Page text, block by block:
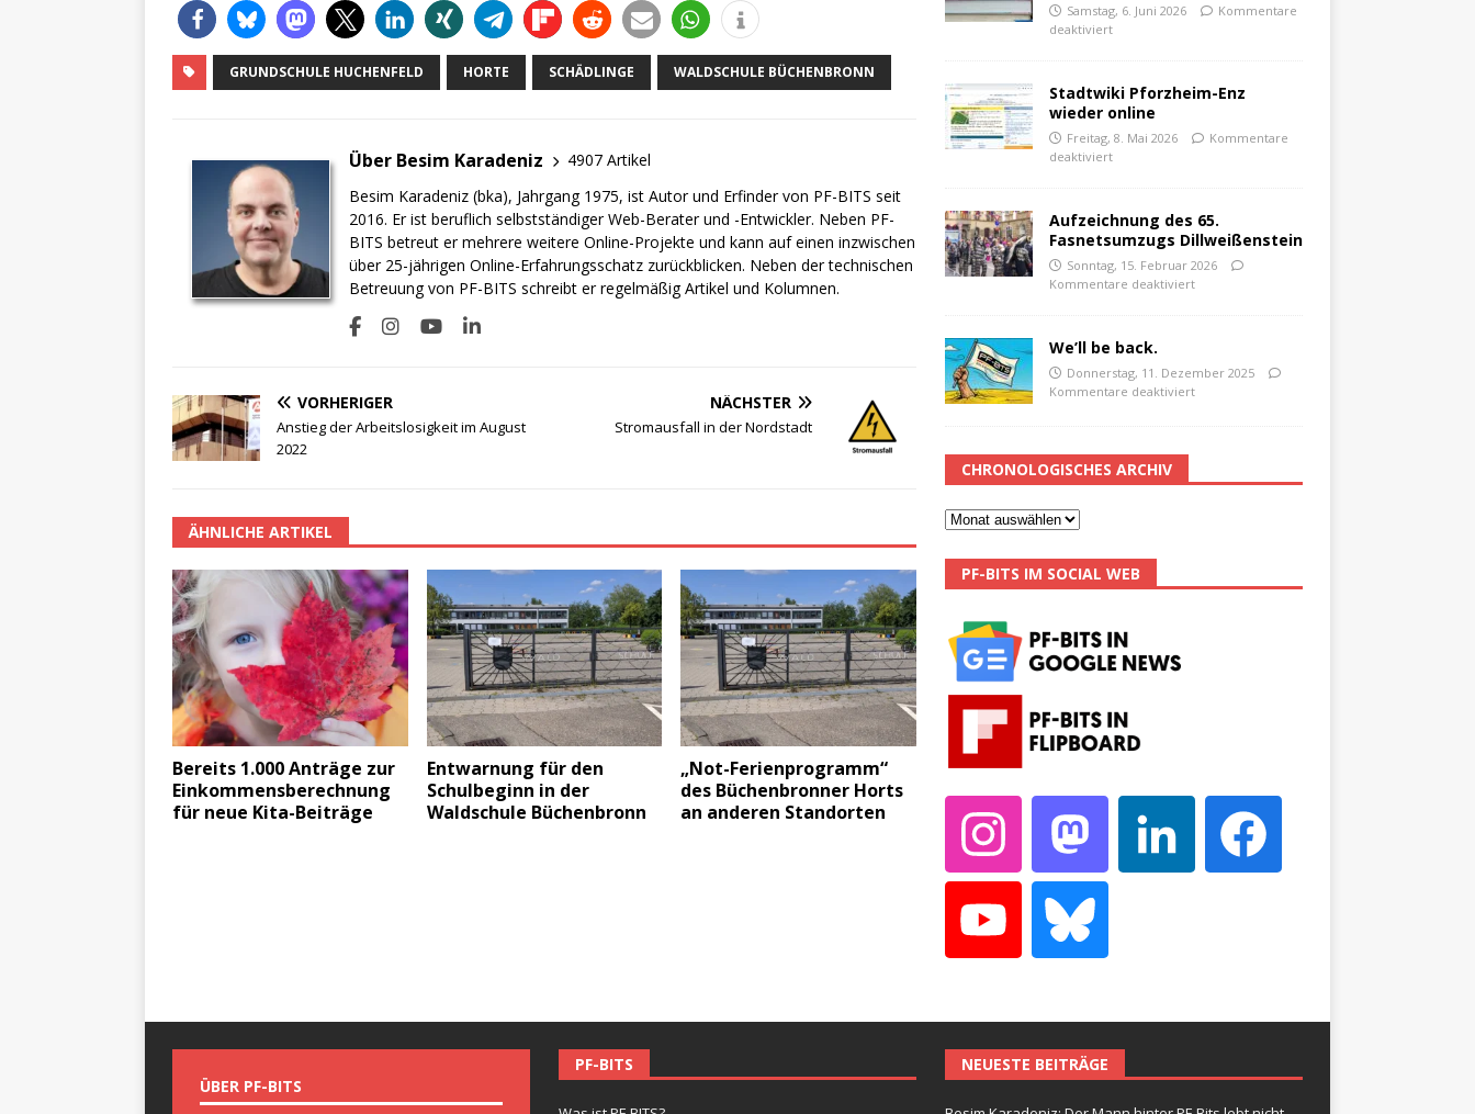
GRUNDSCHULE HUCHENFELD HORTE SCHÄDLINGE WALDSCHULE BÜCHENBRONN
Über Besim Karadeniz
4907 Artikel
Besim Karadeniz (bka), Jahrgang 1975, ist Autor und Erfinder von PF-BITS seit
2016. Er ist beruflich selbstständiger Web-Berater und -Entwickler. Neben PF-
BITS betreut er mehrere weitere Online-Projekte und kann auf einen inzwischen
über 25-jährigen Online-Erfahrungsschatz zurückblicken. Neben der technischen
Betreuung von PF-BITS schreibt er regelmäßig Artikel und Kolumnen.
VORHERIGER
Anstieg der Arbeitslosigkeit im August
2022
NÄCHSTER
Stromausfall in der Nordstadt
ÄHNLICHE ARTIKEL
Bereits 1.000 Anträge zur
Einkommensberechnung
für neue Kita-Beiträge
Entwarnung für den
Schulbeginn in der
Waldschule Büchenbronn
„Not-Ferienprogramm“
des Büchenbronner Horts
an anderen Standorten
Samstag, 6. Juni 2026
Kommentare
deaktiviert
Stadtwiki Pforzheim-Enz
wieder online
Freitag, 8. Mai 2026
Kommentare
deaktiviert
Aufzeichnung des 65.
Fasnetsumzugs Dillweißenstein
Sonntag, 15. Februar 2026
Kommentare deaktiviert
We’ll be back.
Donnerstag, 11. Dezember 2025
Kommentare deaktiviert
CHRONOLOGISCHES ARCHIV
PF-BITS IM SOCIAL WEB
ÜBER PF-BITS
PF-BITS NEUESTE BEITRÄGE